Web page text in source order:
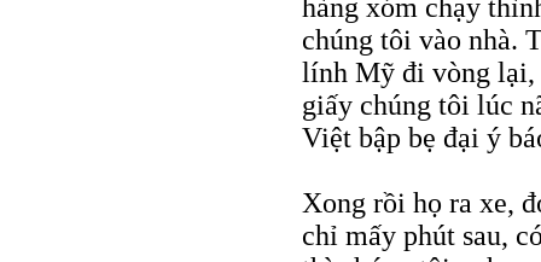
hàng xóm chạy
chúng tôi vào nhà.
lính Mỹ đi vòng lại,
giấy chúng tôi lúc
Việt bập bẹ đại ý
Xong rồi họ ra xe,
chỉ mấy phút sau,